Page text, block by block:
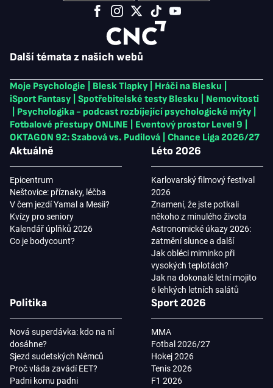
Další témata z našich webů
Moje Psychologie Blesk Tlapky Hráči na Blesku
iSport Fantasy
Spotřebitelské testy Blesku
Nemovitosti
Psychologika - podcast rozbíjející psychologické mýty
Fotbalové přestupy ONLINE
Eventový prostor Level 9
OKTAGON 92: Szabová vs. Pudilová
Chance Liga 2026/27
Aktuálně
Epicentrum
Neštovice: příznaky, léčba
V čem jezdí Yamal a Mesii?
Kvízy pro seniory
Kalendář úplňků 2026
Co je bodycount?
Léto 2026
Karlovarský filmový festival
2026
Znamení, že jste potkali
někoho z minulého života
Astronomické úkazy 2026:
zatmění slunce a další
Jak obléci miminko při
vysokých teplotách?
Jak na dokonalé letní mojito
6 lehkých letních salátů
Politika
Nová superdávka: kdo na ní
dosáhne?
Sjezd sudetských Němců
Proč vláda zavádí EET?
Padni komu padni
Sport 2026
MMA
Fotbal 2026/27
Hokej 2026
Tenis 2026
F1 2026